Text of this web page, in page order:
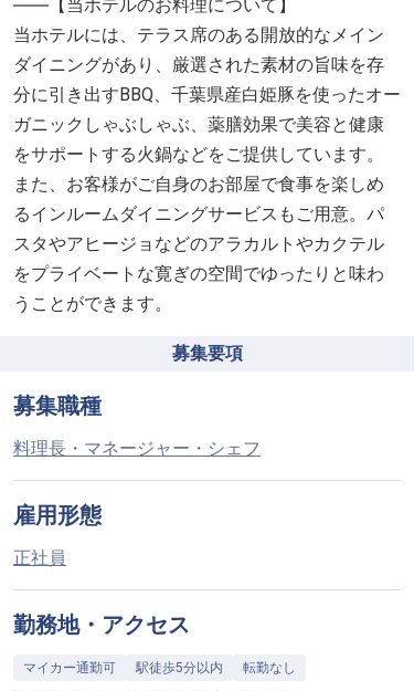
――【当ホテルのお料理について】
当ホテルには、テラス席のある開放的なメイン
ダイニングがあり、厳選された素材の旨味を存
分に引き出すBBQ、千葉県産白姫豚を使ったオー
ガニックしゃぶしゃぶ、薬膳効果で美容と健康
をサポートする火鍋などをご提供しています。
また、お客様がご自身のお部屋で食事を楽しめ
るインルームダイニングサービスもご用意。パ
スタやアヒージョなどのアラカルトやカクテル
をプライベートな寛ぎの空間でゆったりと味わ
うことができます。
募集要項
募集職種
料理長・マネージャー・シェフ
雇用形態
正社員
勤務地・アクセス
マイカー通勤可 駅徒歩5分以内 転勤なし